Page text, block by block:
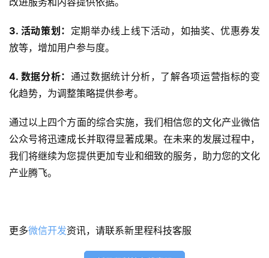
发
微
信
发
程
序
开
发
开
3. 活动策划： 定期举办线上线下活动，如抽奖、优惠券发
放等，增加用户参与度。
4. 数据分析： 通过数据统计分析，了解各项运营指标的变
化趋势，为调整策略提供参考。
通过以上四个方面的综合实施，我们相信您的文化产业微信
公众号将迅速成长并取得显著成果。在未来的发展过程中，
我们将继续为您提供更加专业和细致的服务，助力您的文化
产业腾飞。
更多微信开发资讯，请联系新里程科技客服